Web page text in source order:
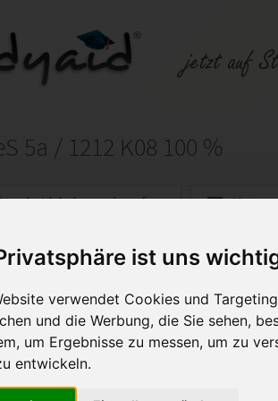
ist uns
verwendet Cookies und
und die Werbung, die Sie sehen,
um Ergebnisse zu messen, um zu
entwickeln.
5a / 1212 K08 100 %
verkaufen
Abitur und Hochschule
Chemie_5a_Note1 (100 %)
Bei der Lösung zum Fach
um eine aktuelle (2017)
Fassung. Die Lösung soll